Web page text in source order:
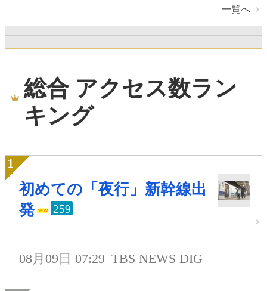
一覧へ
総合 アクセス数ラン
キング
初めての「夜行」新幹線出
発
259
08月09日 07:29 TBS NEWS DIG